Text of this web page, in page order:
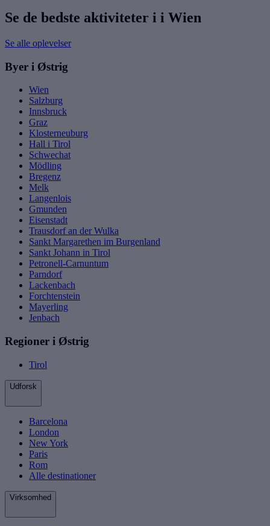
Se de bedste aktiviteter i i Wien
Se alle oplevelser
Byer i Østrig
Wien
Salzburg
Innsbruck
Graz
Klosterneuburg
Hall i Tirol
Schwechat
Mödling
Bregenz
Melk
Langenlois
Gmunden
Eisenstadt
Trausdorf an der Wulka
Sankt Margarethen im Burgenland
Sankt Johann in Tirol
Petronell-Carnuntum
Parndorf
Lackenbach
Forchtenstein
Mayerling
Jenbach
Regioner i Østrig
Tirol
Udforsk
Barcelona
London
New York
Paris
Rom
Alle destinationer
Virksomhed